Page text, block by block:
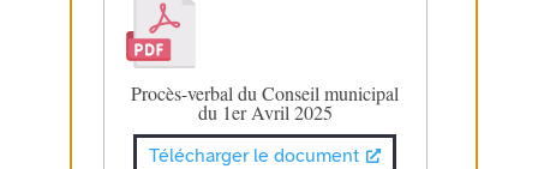
Procès-verbal du Conseil municipal
du 1er Avril 2025
Télécharger le document